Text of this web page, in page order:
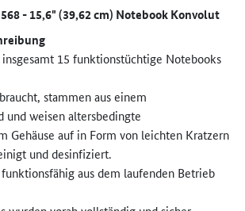
- 15,6" (39,62 cm) Notebook Konvolut
15 funktionstüchtige Notebooks
stammen aus einem
und weisen altersbedingte
Gehäuse auf in Form von leichten Kratzern
und desinfiziert.
aus dem laufenden Betrieb